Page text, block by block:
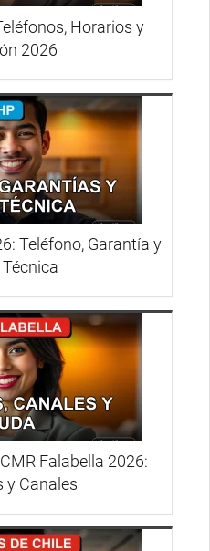
Horarios y
2026
Teléfono, Garantía y
Falabella 2026:
y Canales